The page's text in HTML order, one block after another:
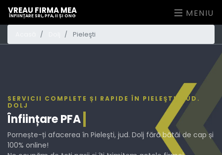
VREAU FIRMA MEA
ÎNFIINȚARE SRL, PFA, II ȘI ONG MENIU
Pieleşti
SERVICII COMPLETE ȘI RAPIDE ÎN PIELEŞTI, JUD.
DOLJ
ÎnființarePFA
Pornește-ți afacerea în Pieleşti, jud. Dolj fără bătăi de cap și
100% online!